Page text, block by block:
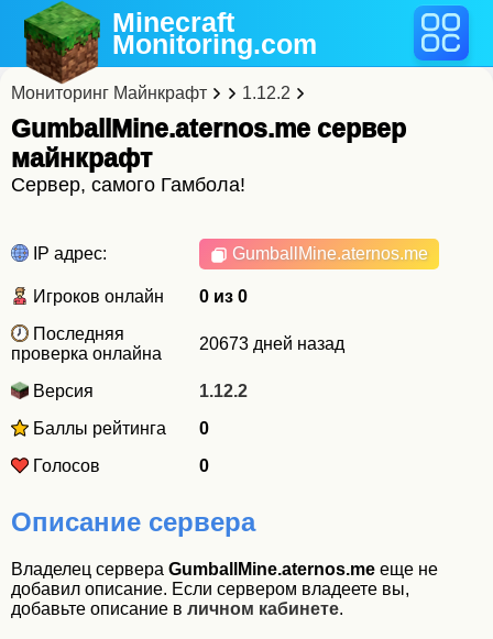
Minecraft
Monitoring.com
Мониторинг Майнкрафт 1.12.2
GumballMine.aternos.me cервер
майнкрафт
Сервер, самого Гамбола!
IP адрес: GumballMine.aternos.me
Игроков онлайн
0 из 0
Последняя
проверка онлайна
20673 дней назад
Версия
1.12.2
Баллы рейтинга
0
Голосов
0
Описание сервера
Владелец сервера GumballMine.aternos.me еще не
добавил описание. Если сервером владеете вы,
добавьте описание в личном кабинете.